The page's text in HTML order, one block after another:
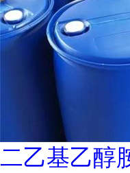
二乙基乙醇